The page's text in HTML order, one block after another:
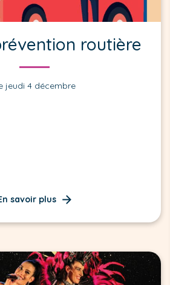
routière
jeudi 4 décembre
savoir plus